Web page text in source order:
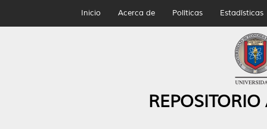
Inicio Acerca de Políticas Estadísticas